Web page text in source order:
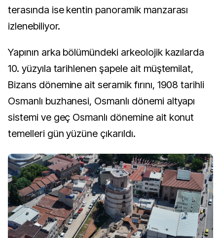
terasında ise kentin panoramik manzarası
izlenebiliyor.
Yapının arka bölümündeki arkeolojik kazılarda
10. yüzyıla tarihlenen şapele ait müştemilat,
Bizans dönemine ait seramik fırını, 1908 tarihli
Osmanlı buzhanesi, Osmanlı dönemi altyapı
sistemi ve geç Osmanlı dönemine ait konut
temelleri gün yüzüne çıkarıldı.